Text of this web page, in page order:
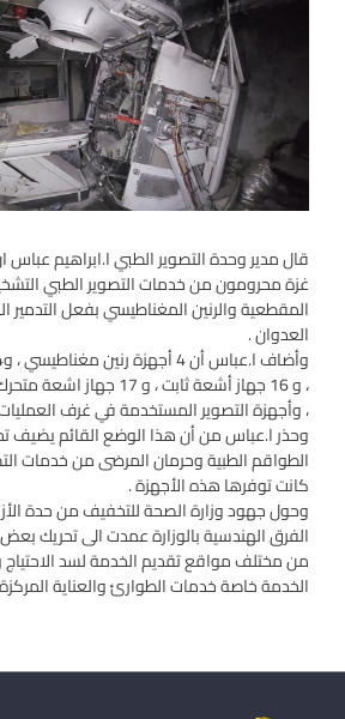
قال مدير وحدة التصوير الطبي ا.ابراهيم
غزة محرومون من خدمات التصوير الطبي
المقطعية والرنين المغناطيسي بفعل التدمير
العدوان .
، وأجهزة التصوير المستخدمة في غرف
وحذر ا.عباس من أن هذا الوضع القائم
الطواقم الطبية وحرمان المرضى من خدمات
كانت توفرها هذه الأجهزة .
وحول جهود وزارة الصحة للتخفيف من حدة
من مختلف مواقع تقديم الخدمة لسد
الخدمة خاصة خدمات الطوارئ والعناية